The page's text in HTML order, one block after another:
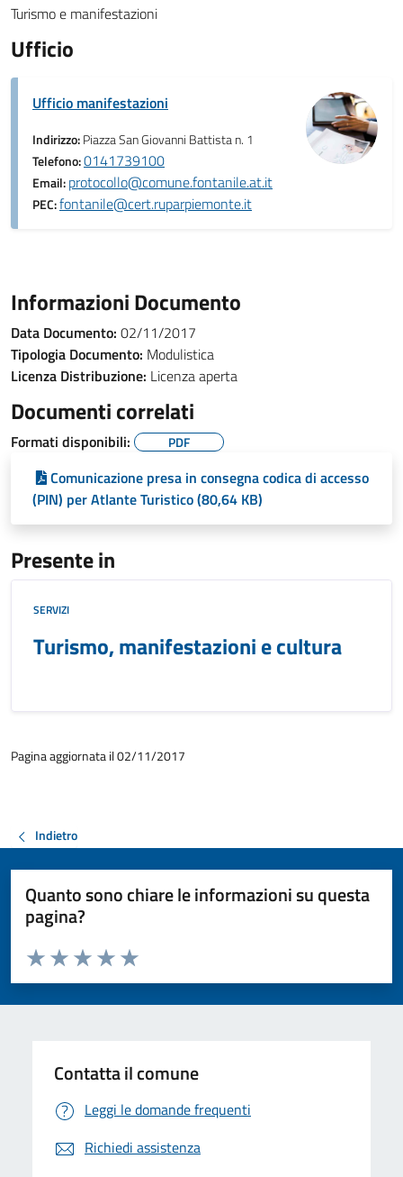
Turismo e manifestazioni
Ufficio
Ufficio manifestazioni
Indirizzo:Piazza San Giovanni Battista n. 1
Telefono:0141739100
Email:protocollo@comune.fontanile.at.it
PEC:fontanile@cert.ruparpiemonte.it
Informazioni Documento
Data Documento: 02/11/2017
Tipologia Documento: Modulistica
Licenza Distribuzione: Licenza aperta
Documenti correlati
Formati disponibili: PDF
Comunicazione presa in consegna codica di accesso
(PIN) per Atlante Turistico (80,64 KB)
Presente in
SERVIZI
Turismo, manifestazioni e cultura
Pagina aggiornata il 02/11/2017
Indietro
Quanto sono chiare le informazioni su questa
pagina?
Valuta da 1 a 5 stelle la pagina
Valuta 5 stelle su 5
Valuta 4 stelle su 5
Valuta 3 stelle su 5
Valuta 2 stelle su 5
Valuta 1 stelle su 5
Contatta il comune
Leggi le domande frequenti
Richiedi assistenza